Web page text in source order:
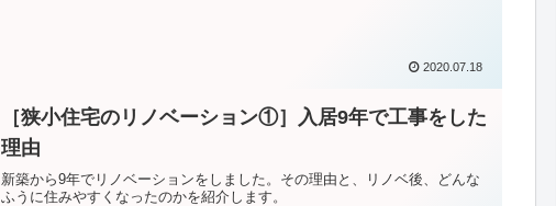
2020.07.18
［狭小住宅のリノベーション①］入居9年で工事をした
理由
新築から9年でリノベーションをしました。その理由と、リノベ後、どんな
ふうに住みやすくなったのかを紹介します。